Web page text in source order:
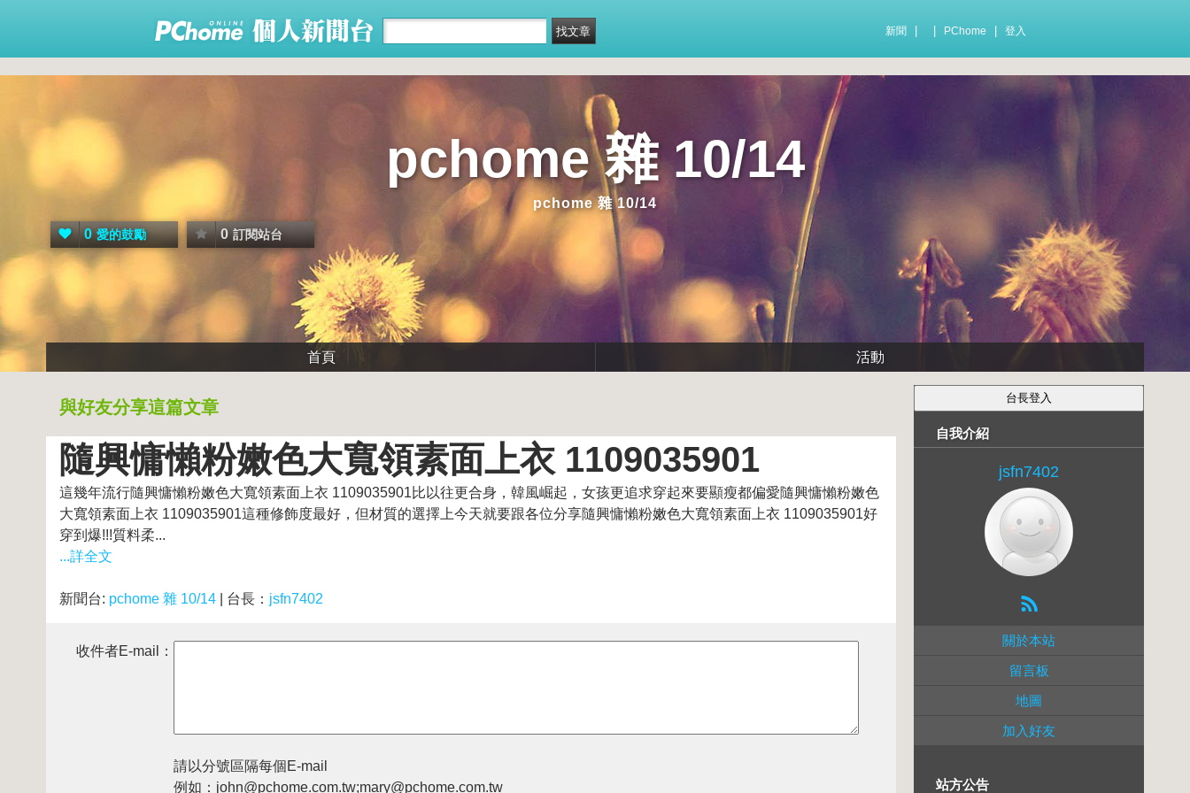
新聞 PChome 登入
pchome 雜 10/14
pchome 雜 10/14
0 愛的鼓勵 0 訂閱站台
首頁 活動
與好友分享這篇文章
隨興慵懶粉嫩色大寬領素面上衣 1109035901
這幾年流行隨興慵懶粉嫩色大寬領素面上衣 1109035901比以往更合身，韓風崛起，女孩更追求穿起來要顯瘦都偏愛隨興慵懶粉嫩色
大寬領素面上衣 1109035901這種修飾度最好，但材質的選擇上今天就要跟各位分享隨興慵懶粉嫩色大寬領素面上衣 1109035901好
穿到爆!!!質料柔...
...詳全文
新聞台: pchome 雜 10/14 | 台長： jsfn7402
收件者E-mail：
請以分號區隔每個E-mail
例如：john@pchome.com.tw;mary@pchome.com.tw
自我介紹
jsfn7402
關於本站
留言板
地圖
加入好友
站方公告